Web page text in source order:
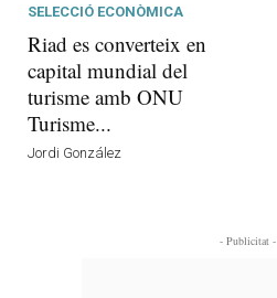
SELECCIÓ ECONÒMICA
Riad es converteix en
capital mundial del
turisme amb ONU
Turisme...
Jordi González
- Publicitat -